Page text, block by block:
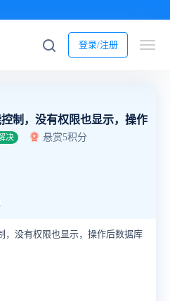
登录/注册
制，没有权限也显示，操作
决 悬赏5积分
，没有权限也显示，操作后数据库